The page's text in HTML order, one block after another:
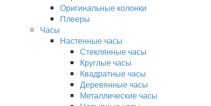
Оригинальные колонки
Плееры
Часы
Настенные часы
Стеклянные часы
Круглые часы
Квадратные часы
Деревянные часы
Металлические часы